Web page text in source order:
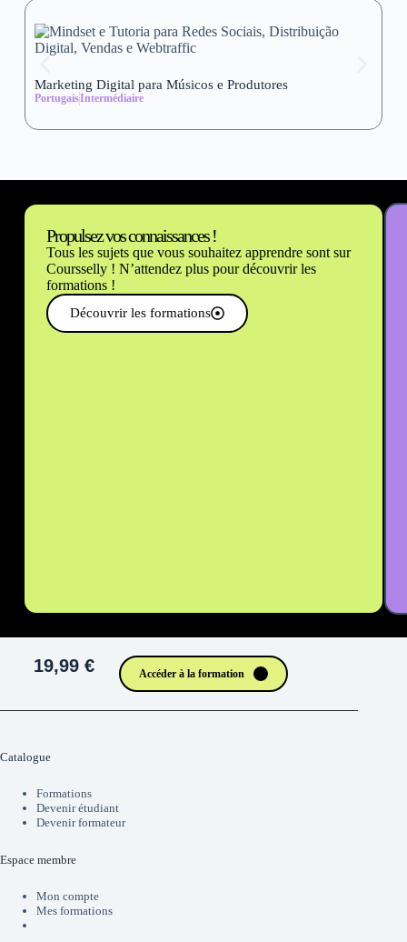
Marketing Digital para Músicos e Produtores
PortugaisIntermédiaire
Propulsez vos connaissances !
Tous les sujets que vous souhaitez apprendre sont sur
Coursselly ! N’attendez plus pour découvrir les
formations !
Découvrir les formations
19,99 € Accéder à la formation
Catalogue
Formations
Devenir étudiant
Devenir formateur
Espace membre
Mon compte
Mes formations